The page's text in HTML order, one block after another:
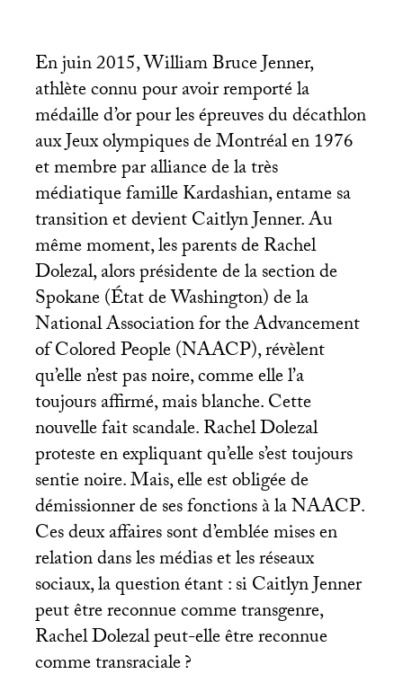
En juin 2015, William Bruce Jenner,
athlète connu pour avoir remporté la
médaille d’or pour les épreuves du décathlon
aux Jeux olympiques de Montréal en 1976
et membre par alliance de la très
médiatique famille Kardashian, entame sa
transition et devient Caitlyn Jenner. Au
même moment, les parents de Rachel
Dolezal, alors présidente de la section de
Spokane (État de Washington) de la
National Association for the Advancement
of Colored People (NAACP), révèlent
qu’elle n’est pas noire, comme elle l’a
toujours affirmé, mais blanche. Cette
nouvelle fait scandale. Rachel Dolezal
proteste en expliquant qu’elle s’est toujours
sentie noire. Mais, elle est obligée de
démissionner de ses fonctions à laNAACP.
Ces deux affaires sont d’emblée mises en
relation dans les médias et les réseaux
sociaux, la question étant : si Caitlyn Jenner
peut être reconnue comme transgenre,
Rachel Dolezal peut-elle être reconnue
comme transraciale?